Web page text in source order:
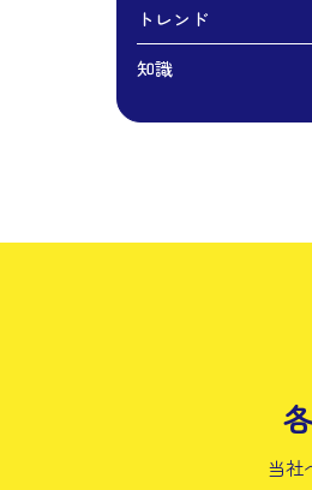
トレンド
知識
当社